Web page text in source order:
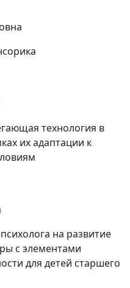
технология в
их адаптации к
на развитие
с элементами
для детей старшего